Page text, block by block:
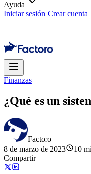
Ayuda
Iniciar sesión Crear cuenta
Finanzas
¿Qué es un
Factoro
8 de marzo de 2023
10
Compartir